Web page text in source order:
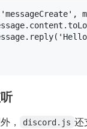
'messageCreate' ,
content .
reply(
， discord.js 还